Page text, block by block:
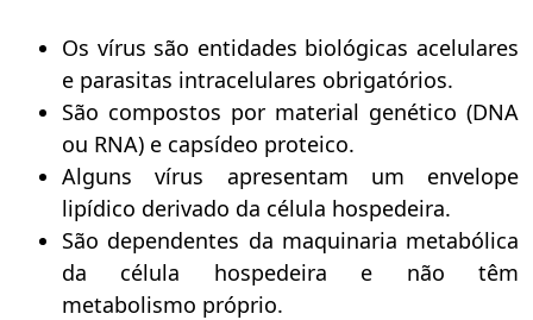
Os vírus são entidades biológicas acelulares
e parasitas intracelulares obrigatórios.
São compostos por material genético (DNA
ou RNA) e capsídeo proteico.
Alguns vírus apresentam um envelope
lipídico derivado da célula hospedeira.
São dependentes da maquinaria metabólica
da célula hospedeira e não têm
metabolismo próprio.